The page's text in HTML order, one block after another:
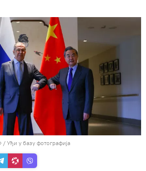
/ Уђи у базу фотографија